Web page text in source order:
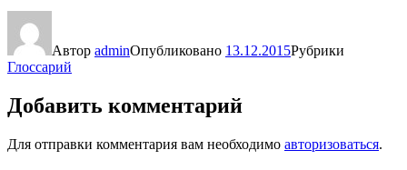
Автор adminОпубликовано 13.12.2015Рубрики
Глоссарий
Добавить комментарий
Для отправки комментария вам необходимо авторизоваться.